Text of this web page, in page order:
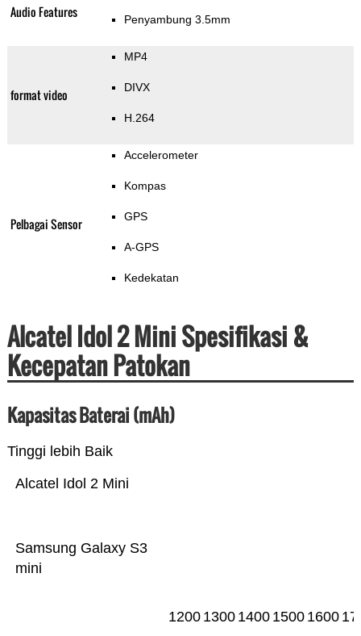
Audio Features Penyambung 3.5mm
format video
MP4
DIVX
H.264
Pelbagai Sensor
Accelerometer
Kompas
GPS
A-GPS
Kedekatan
Alcatel Idol 2 Mini Spesifikasi &
Kecepatan Patokan
Kapasitas Baterai (mAh)
Tinggi lebih Baik
Samsung Galaxy S3
mini
Alcatel Idol 2 Mini
1200 1300 1400 1500 1600